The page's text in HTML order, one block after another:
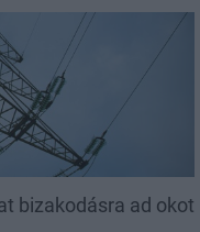
bizakodásra ad okot